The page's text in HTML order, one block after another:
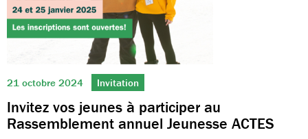
21 octobre 2024 Invitation
Invitez vos jeunes à participer au
Rassemblement annuel Jeunesse ACTES